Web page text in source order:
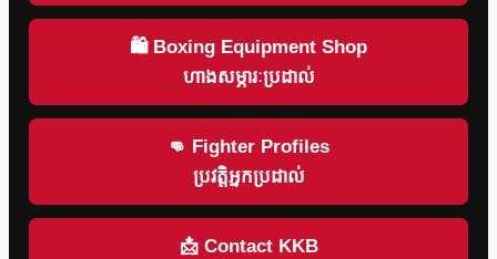
🛍 Boxing Equipment Shop
ហាងសម្ភារៈប្រដាល់
👊 Fighter Profiles
ប្រវត្តិអ្នកប្រដាល់
📩 Contact KKB